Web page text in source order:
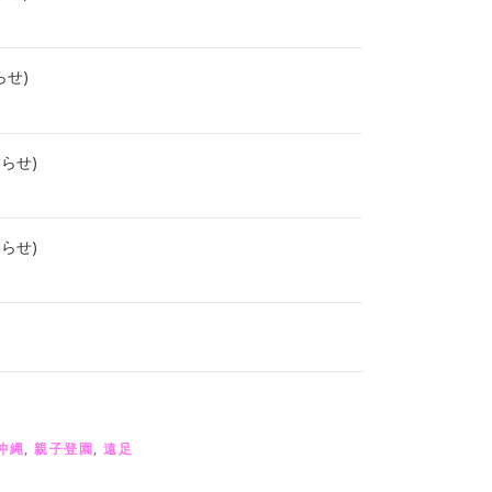
せ)
せ)
せ)
縄, 親子登園, 遠足